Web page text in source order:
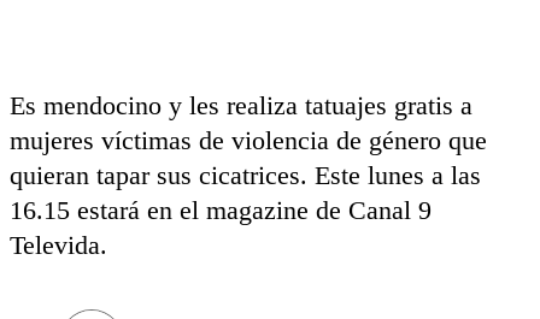
Es mendocino y les realiza tatuajes gratis a
mujeres víctimas de violencia de género que
quieran tapar sus cicatrices. Este lunes a las
16.15 estará en el magazine de Canal 9
Televida.